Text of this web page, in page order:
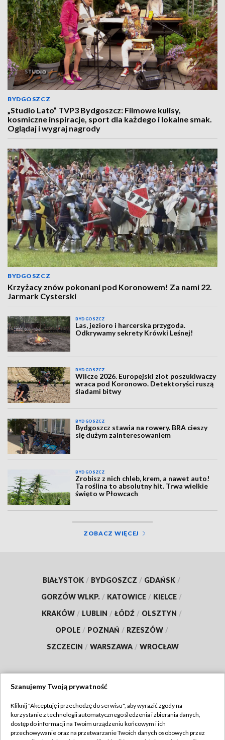
BYDGOSZCZ
„Studio Lato” TVP3 Bydgoszcz: Filmowe kulisy,
kosmiczne inspiracje, sport dla każdego i lokalne smak.
Oglądaj i wygraj nagrody
BYDGOSZCZ
Krzyżacy znów pokonani pod Koronowem! Za nami 22.
Jarmark Cysterski
BYDGOSZCZ
Las, jezioro i harcerska przygoda.
Odkrywamy sekrety Krówki Leśnej!
BYDGOSZCZ
Wilcze 2026. Europejski zlot poszukiwaczy
wraca pod Koronowo. Detektoryści ruszą
śladami bitwy
BYDGOSZCZ
Bydgoszcz stawia na rowery. BRA cieszy
się dużym zainteresowaniem
BYDGOSZCZ
Zrobisz z nich chleb, krem, a nawet auto!
Ta roślina to absolutny hit. Trwa wielkie
święto w Płowcach
ZOBACZ WIĘCEJ
BIAŁYSTOK / BYDGOSZCZ / GDAŃSK /
GORZÓW WLKP. / KATOWICE / KIELCE /
KRAKÓW / LUBLIN / ŁÓDŹ / OLSZTYN /
OPOLE / POZNAŃ / RZESZÓW /
SZCZECIN / WARSZAWA / WROCŁAW
TVP
Abonament TVP
Regulamin TVP
Szanujemy Twoją prywatność
Kliknij "Akceptuję i przechodzę do serwisu", aby wyrazić zgody na
korzystanie z technologii automatycznego śledzenia i zbierania danych,
dostęp do informacji na Twoim urządzeniu końcowym i ich
przechowywanie oraz na przetwarzanie Twoich danych osobowych przez